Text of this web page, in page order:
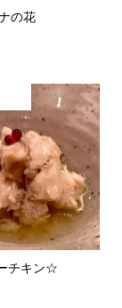
の花
チキン☆